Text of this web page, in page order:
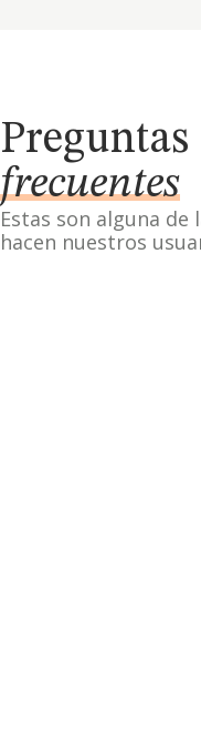
Preguntas
frecuentes
Estas son alguna de
hacen nuestros